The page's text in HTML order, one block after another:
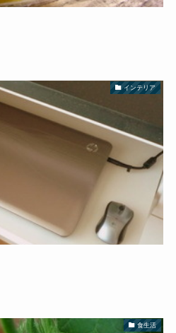
インテリア
食生活